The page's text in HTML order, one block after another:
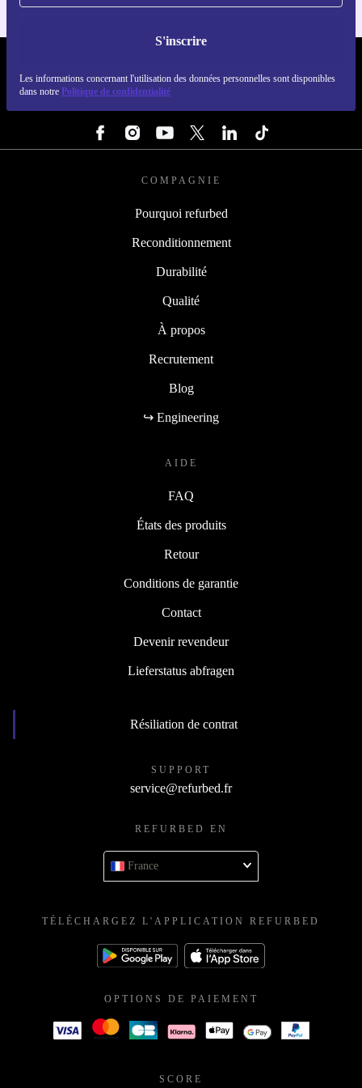
S'inscrire
Les informations concernant l'utilisation des données personnelles sont disponibles
dans notre Politique de confidentialité
COMPAGNIE
Pourquoi refurbed
Reconditionnement
Durabilité
Qualité
À propos
Recrutement
Blog
↪ Engineering
AIDE
FAQ
États des produits
Retour
Conditions de garantie
Contact
Devenir revendeur
Lieferstatus abfragen
Résiliation de contrat
SUPPORT
service@refurbed.fr
REFURBED EN
France
TÉLÉCHARGEZ L'APPLICATION REFURBED
OPTIONS DE PAIEMENT
SCORE